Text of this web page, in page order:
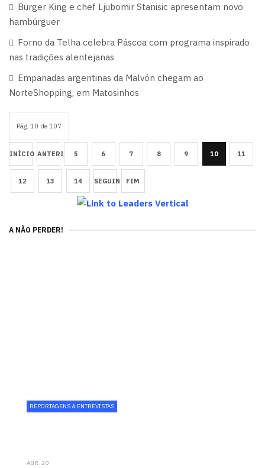
Burger King e chef Ljubomir Stanisic apresentam novo
hambúrguer
Forno da Telha celebra Páscoa com programa inspirado
nas tradições alentejanas
Empanadas argentinas da Malvón chegam ao
NorteShopping, em Matosinhos
Pág. 10 de 107
INÍCIO ANTERIOR 5 6 7 8 9 10 11
12 13 14 SEGUINTEFIM
A NÃO PERDER!
REPORTAGENS & ENTREVISTAS
ABR. 20